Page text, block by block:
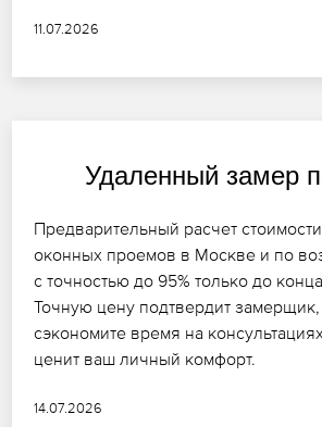
11.07.2026
Удаленный замер
Предварительный расчет
оконных проемов в Москве и по
с точностью до 95% только до
Точную цену подтвердит
сэкономите время на
ценит ваш личный комфорт.
14.07.2026